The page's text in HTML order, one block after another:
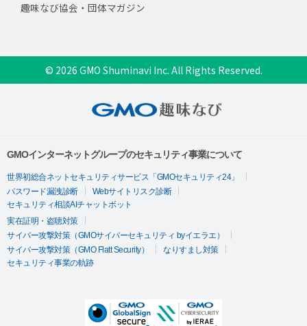
趣味なび協会・団体マガジン
© 2026 GMO Shuminavi Inc. All Rights Reserved.